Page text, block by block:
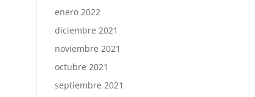
enero 2022
diciembre 2021
noviembre 2021
octubre 2021
septiembre 2021